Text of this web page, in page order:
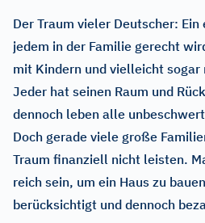
Der Traum vieler Deutscher: Ein
jedem in der Familie gerecht
mit Kindern und vielleicht sogar
Jeder hat seinen Raum und
dennoch leben alle
Doch gerade viele große
Traum finanziell nicht leisten.
reich sein, um ein Haus zu
berücksichtigt und dennoch